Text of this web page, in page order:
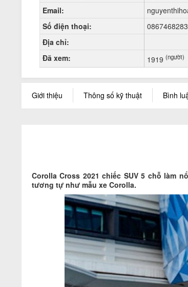
Email:
Số điện thoại:
0867468283
Địa chỉ:
Đã xem:
1919 (người)
Giới thiệu Thông số kỹ thuật Bình
Corolla Cross 2021 chiếc SUV 5 chỗ
tương tự như mẫu xe Corolla.